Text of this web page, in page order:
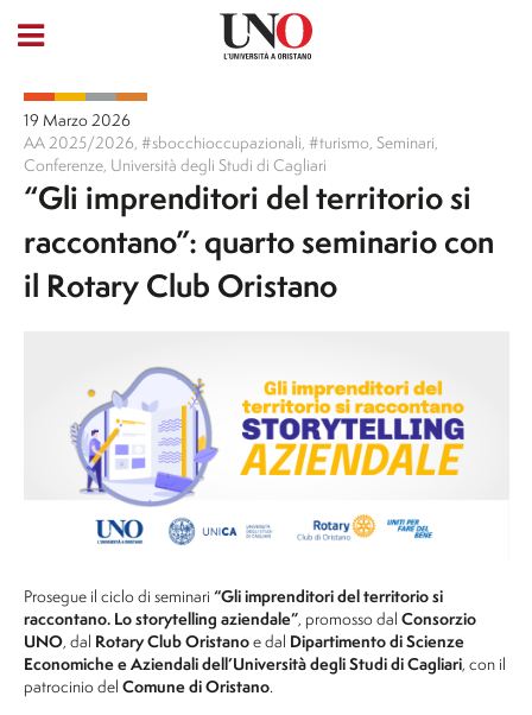
19 Marzo 2026
AA 2025/2026, #sbocchioccupazionali, #turismo, Seminari,
Conferenze, Università degli Studi di Cagliari
“Gli imprenditori del territorio si
raccontano”: quarto seminario con
il Rotary Club Oristano
Prosegue il ciclo di seminari “Gli imprenditori del territorio si
raccontano. Lo storytelling aziendale”, promosso dal Consorzio
UNO, dal Rotary Club Oristanoe dal Dipartimento di Scienze
Economiche e Aziendali dell’Università degli Studi di Cagliari, con il
patrocinio del Comune di Oristano.